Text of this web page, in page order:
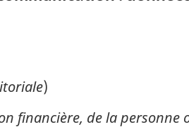
)
financière, de la personne